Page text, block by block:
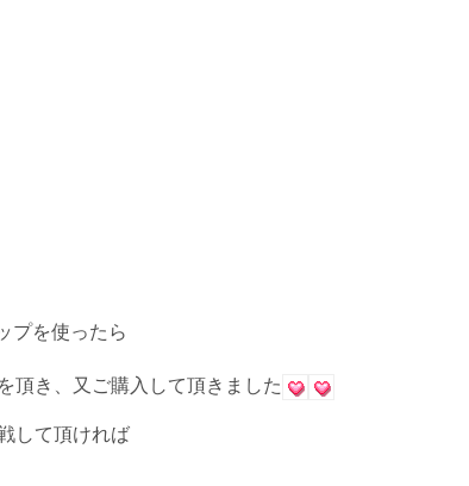
プを使ったら
頂き、又ご購入して頂きました
して頂ければ